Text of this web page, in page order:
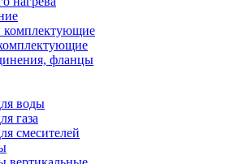
комплектующие
фланцы
воды
газа
смесителей